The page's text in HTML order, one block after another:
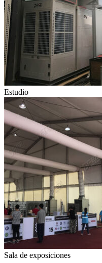
Estudio
Sala de exposiciones